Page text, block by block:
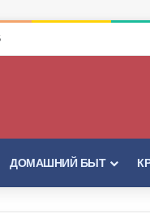
ДОМАШНИЙ БЫТ